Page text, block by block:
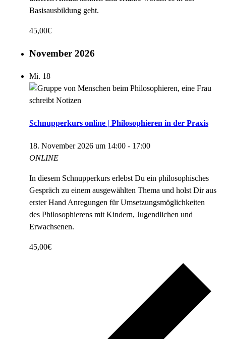
Basisausbildung geht.
45,00€
November 2026
Mi. 18
Schnupperkurs online | Philosophieren in der Praxis
18. November 2026 um 14:00 - 17:00
ONLINE
In diesem Schnupperkurs erlebst Du ein philosophisches
Gespräch zu einem ausgewählten Thema und holst Dir aus
erster Hand Anregungen für Umsetzungsmöglichkeiten
des Philosophierens mit Kindern, Jugendlichen und
Erwachsenen.
45,00€